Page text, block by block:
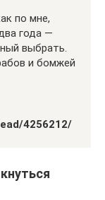
по мне,
года —
выбрать.
и бомжей
4256212/